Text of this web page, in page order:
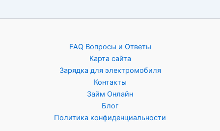
FAQ Вопросы и Ответы
Карта сайта
Зарядка для электромобиля
Контакты
Займ Онлайн
Блог
Политика конфиденциальности